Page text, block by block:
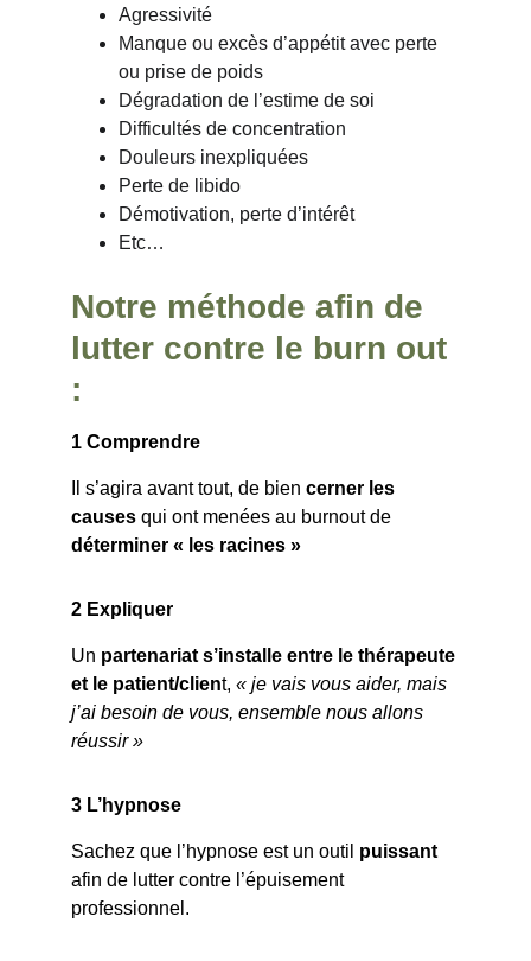
Agressivité
Manque ou excès d’appétit avec perte
ou prise de poids
Dégradation de l’estime de soi
Difficultés de concentration
Douleurs inexpliquées
Perte de libido
Démotivation, perte d’intérêt
Etc…
Notre méthode afin de
lutter contre le burn out
:
1 Comprendre
Il s’agira avant tout, de bien cerner les
causes qui ont menées au burnout de
déterminer « les racines »
2 Expliquer
Un partenariat s’installe entre le thérapeute
et le patient/client, « je vais vous aider, mais
j’ai besoin de vous, ensemble nous allons
réussir »
3 L’hypnose
Sachez que l’hypnose est un outil puissant
afin de lutter contre l’épuisement
professionnel.